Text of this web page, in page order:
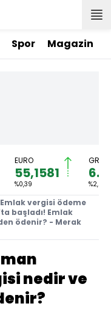
Spor Magazin
EURO
55,1581
%0,39 %2,59
Emlak vergisi ödeme
başladı! Emlak
ödenir? - Merak
nedir ve